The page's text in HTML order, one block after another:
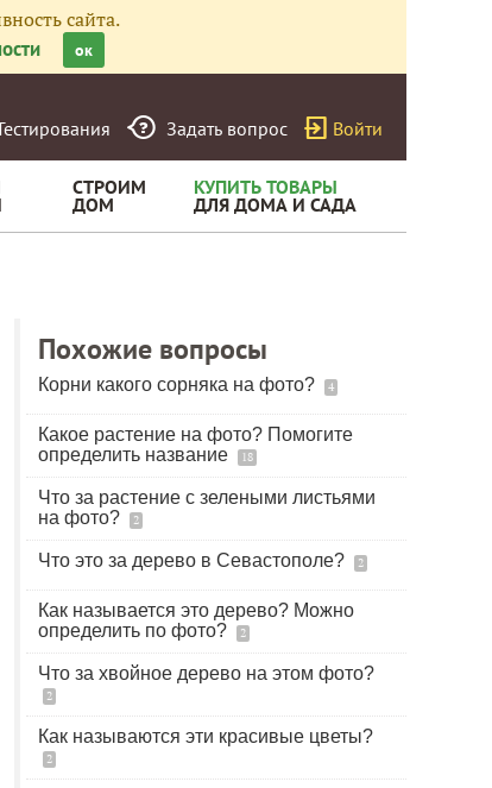
сайта.
ок
Задать вопрос Войти
СТРОИМ
ДОМ
КУПИТЬ ТОВАРЫ
ДЛЯ ДОМА И САДА
Похожие вопросы
Корни какого сорняка на фото? 4
Какое растение на фото? Помогите
определить название
18
Что за растение с зелеными листьями
на фото?
2
Что это за дерево в Севастополе? 2
Как называется это дерево? Можно
определить по фото?
2
Что за хвойное дерево на этом фото?
2
Как называются эти красивые цветы?
2